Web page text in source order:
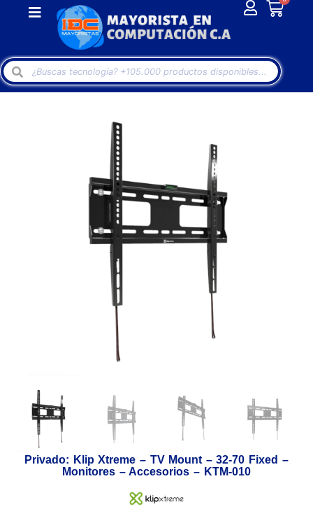
Privado: Klip Xtreme – TV Mount – 32-70 Fixed –
Monitores – Accesorios – KTM-010